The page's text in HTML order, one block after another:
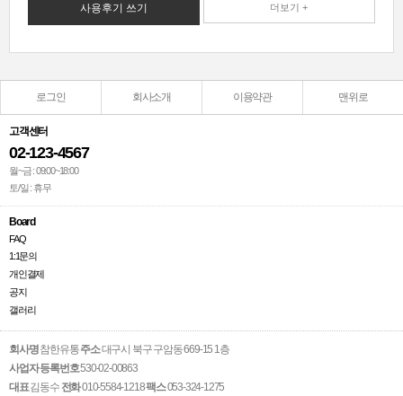
사용후기 쓰기 더보기 +
로그인 회사소개 이용약관 맨위로
고객센터
02-123-4567
월~금 : 09:00~18:00
토/일 : 휴무
Board
FAQ
1:1문의
개인결제
공지
갤러리
회사명참한유통주소대구시 북구 구암동 669-15 1층
사업자 등록번호530-02-00863
대표김동수 전화010-5584-1218팩스053-324-1275